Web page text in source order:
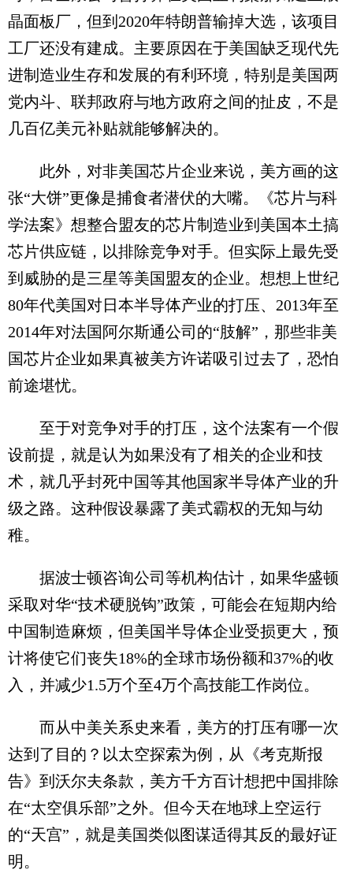
晶面板厂，但到2020年特朗普输掉大选，该项目
工厂还没有建成。主要原因在于美国缺乏现代先
进制造业生存和发展的有利环境，特别是美国两
党内斗、联邦政府与地方政府之间的扯皮，不是
几百亿美元补贴就能够解决的。
此外，对非美国芯片企业来说，美方画的这
张“大饼”更像是捕食者潜伏的大嘴。《芯片与科
学法案》想整合盟友的芯片制造业到美国本土搞
芯片供应链，以排除竞争对手。但实际上最先受
到威胁的是三星等美国盟友的企业。想想上世纪
80年代美国对日本半导体产业的打压、2013年至
2014年对法国阿尔斯通公司的“肢解”，那些非美
国芯片企业如果真被美方许诺吸引过去了，恐怕
前途堪忧。
至于对竞争对手的打压，这个法案有一个假
设前提，就是认为如果没有了相关的企业和技
术，就几乎封死中国等其他国家半导体产业的升
级之路。这种假设暴露了美式霸权的无知与幼
稚。
据波士顿咨询公司等机构估计，如果华盛顿
采取对华“技术硬脱钩”政策，可能会在短期内给
中国制造麻烦，但美国半导体企业受损更大，预
计将使它们丧失18%的全球市场份额和37%的收
入，并减少1.5万个至4万个高技能工作岗位。
而从中美关系史来看，美方的打压有哪一次
达到了目的？以太空探索为例，从《考克斯报
告》到沃尔夫条款，美方千方百计想把中国排除
在“太空俱乐部”之外。但今天在地球上空运行
的“天宫”，就是美国类似图谋适得其反的最好证
明。